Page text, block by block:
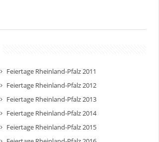
Feiertage Rheinland-Pfalz 2011
Feiertage Rheinland-Pfalz 2012
Feiertage Rheinland-Pfalz 2013
Feiertage Rheinland-Pfalz 2014
Feiertage Rheinland-Pfalz 2015